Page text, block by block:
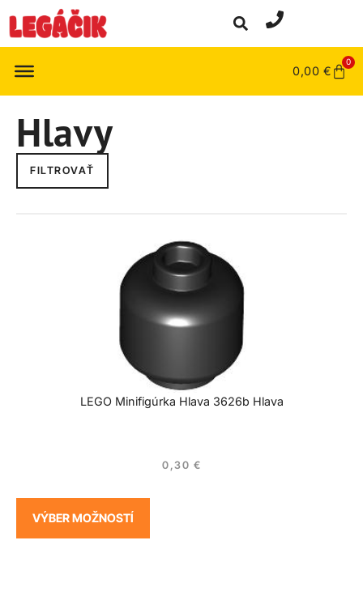
0,00 €
0
Hlavy
FILTROVAŤ
LEGO Minifigúrka Hlava 3626b Hlava
0,30 €
VÝBER MOŽNOSTÍ